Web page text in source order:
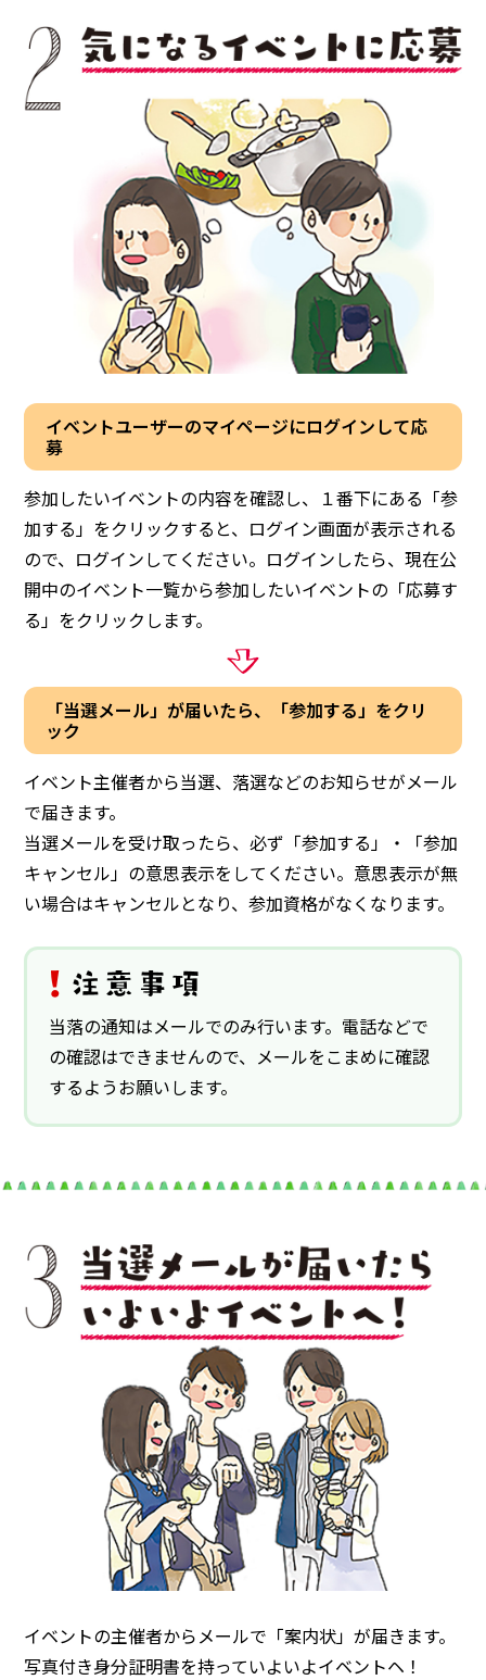
イベントユーザーのマイページにログインして応
募
参加したいイベントの内容を確認し、１番下にある「参
加する」をクリックすると、ログイン画面が表示される
ので、ログインしてください。ログインしたら、現在公
開中のイベント一覧から参加したいイベントの「応募す
る」をクリックします。
「当選メール」が届いたら、「参加する」をクリ
ック
イベント主催者から当選、落選などのお知らせがメール
で届きます。
当選メールを受け取ったら、必ず「参加する」・「参加
キャンセル」の意思表示をしてください。意思表示が無
い場合はキャンセルとなり、参加資格がなくなります。
当落の通知はメールでのみ行います。電話などで
の確認はできませんので、メールをこまめに確認
するようお願いします。
イベントの主催者からメールで「案内状」が届きます。
写真付き身分証明書を持っていよいよイベントヘ！